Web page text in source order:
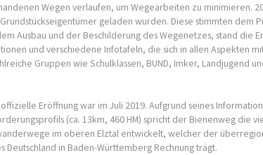
Wegen verlaufen, um Wegearbeiten zu minimieren.
geladen wurden. Diese stimmten dem
Ausbau und der Beschilderung des Wegenetzes, stand die
und verschiedene Infotafeln, die sich in allen Aspekten
Gruppen wie Schulklassen, BUND, Imker, Landjugend
Eröffnung war im Juli 2019. Aufgrund seines
(ca. 13km, 460 HM) spricht der Bienenweg die
im oberen Elztal entwickelt, welcher der
in Baden-Württemberg Rechnung trägt.